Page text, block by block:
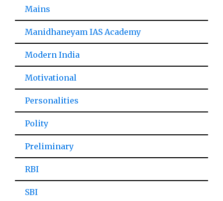
Mains
Manidhaneyam IAS Academy
Modern India
Motivational
Personalities
Polity
Preliminary
RBI
SBI